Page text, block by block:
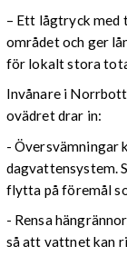
– Ett lågtryck med
området och ger
för lokalt stora
Invånare i
ovädret drar in:
- Översvämningar
dagvattensystem.
flytta på föremål
- Rensa
så att vattnet kan